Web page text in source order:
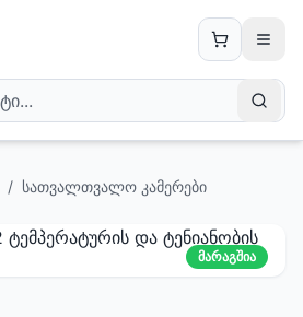
/ სათვალთვალო კამერები
მარაგშია